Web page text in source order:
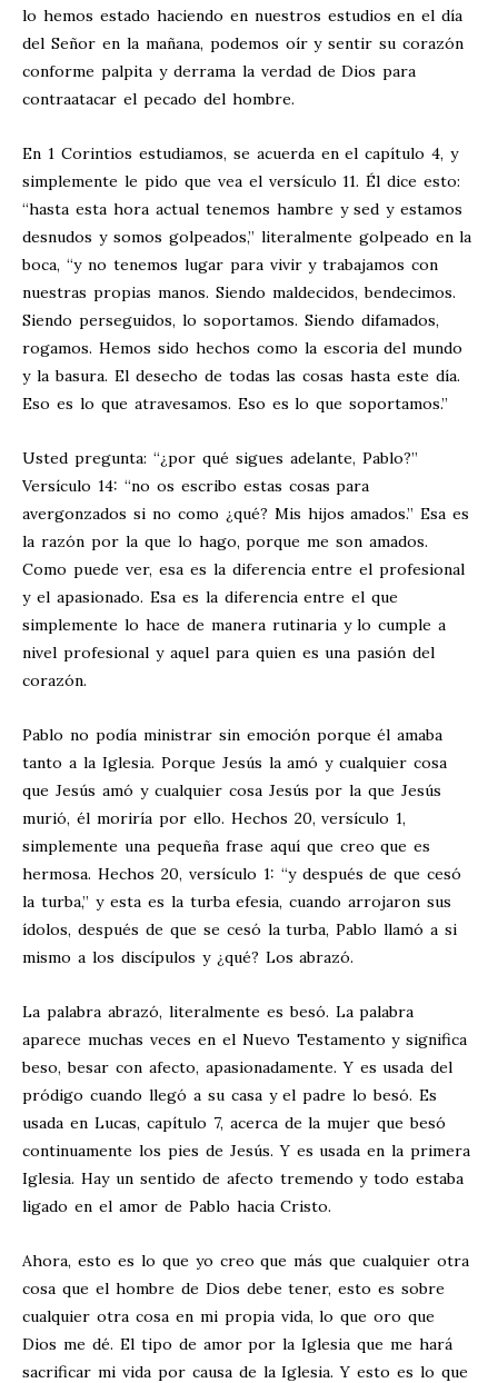
lo hemos estado haciendo en nuestros estudios en el día
del Señor en la mañana, podemos oír y sentir su corazón
conforme palpita y derrama la verdad de Dios para
contraatacar el pecado del hombre.
En 1 Corintios estudiamos, se acuerda en el capítulo 4, y
simplemente le pido que vea el versículo 11. Él dice esto:
“hasta esta hora actual tenemos hambre y sed y estamos
desnudos y somos golpeados,” literalmente golpeado en la
boca, “y no tenemos lugar para vivir y trabajamos con
nuestras propias manos. Siendo maldecidos, bendecimos.
Siendo perseguidos, lo soportamos. Siendo difamados,
rogamos. Hemos sido hechos como la escoria del mundo
y la basura. El desecho de todas las cosas hasta este día.
Eso es lo que atravesamos. Eso es lo que soportamos.”
Usted pregunta: “¿por qué sigues adelante, Pablo?”
Versículo 14: “no os escribo estas cosas para
avergonzados si no como ¿qué? Mis hijos amados.” Esa es
la razón por la que lo hago, porque me son amados.
Como puede ver, esa es la diferencia entre el profesional
y el apasionado. Esa es la diferencia entre el que
simplemente lo hace de manera rutinaria y lo cumple a
nivel profesional y aquel para quien es una pasión del
corazón.
Pablo no podía ministrar sin emoción porque él amaba
tanto a la Iglesia. Porque Jesús la amó y cualquier cosa
que Jesús amó y cualquier cosa Jesús por la que Jesús
murió, él moriría por ello. Hechos 20, versículo 1,
simplemente una pequeña frase aquí que creo que es
hermosa. Hechos 20, versículo 1: “y después de que cesó
la turba,” y esta es la turba efesia, cuando arrojaron sus
ídolos, después de que se cesó la turba, Pablo llamó a si
mismo a los discípulos y ¿qué? Los abrazó.
La palabra abrazó, literalmente es besó. La palabra
aparece muchas veces en el Nuevo Testamento y significa
beso, besar con afecto, apasionadamente. Y es usada del
pródigo cuando llegó a su casa y el padre lo besó. Es
usada en Lucas, capítulo 7, acerca de la mujer que besó
continuamente los pies de Jesús. Y es usada en la primera
Iglesia. Hay un sentido de afecto tremendo y todo estaba
ligado en el amor de Pablo hacia Cristo.
Ahora, esto es lo que yo creo que más que cualquier otra
cosa que el hombre de Dios debe tener, esto es sobre
cualquier otra cosa en mi propia vida, lo que oro que
Dios me dé. El tipo de amor por la Iglesia que me hará
sacrificar mi vida por causa de la Iglesia. Y esto es lo que